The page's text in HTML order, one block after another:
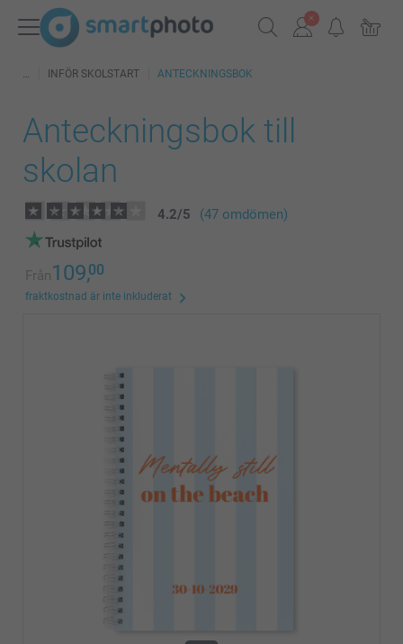
INFÖR SKOLSTART ANTECKNINGSBOK
Anteckningsbok till
skolan
4.2/5 (47 omdömen)
Från109,00
fraktkostnad är inte inkluderat